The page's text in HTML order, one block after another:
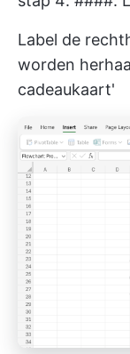
Label de
worden
cadeaukaart'